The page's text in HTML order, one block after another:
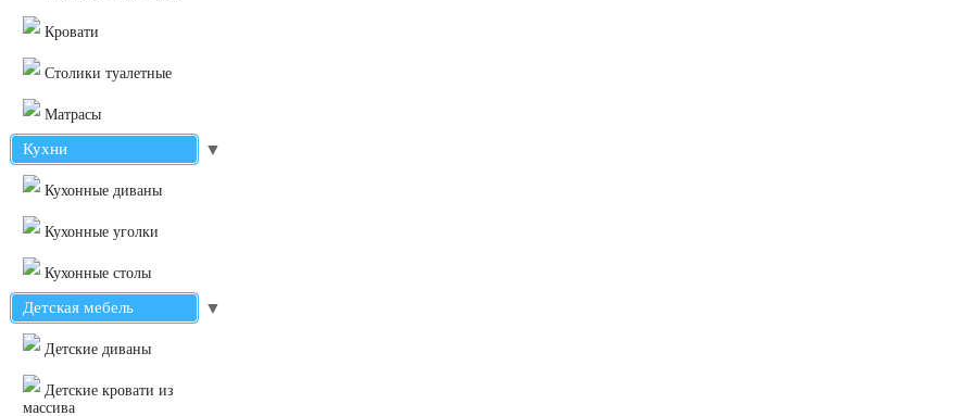
Кровати
Столики туалетные
Матрасы
Кухни ▼
Кухонные диваны
Кухонные уголки
Кухонные столы
Детская мебель ▼
Детские диваны
Детские кровати из
массива